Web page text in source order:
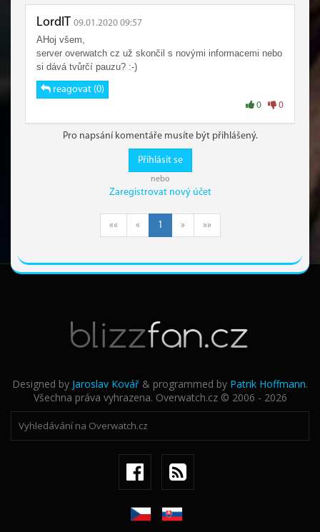
LordIT 09.01.2020 09:57
AHoj všem,
server overwatch cz už skončil s novými informacemi nebo
si dává tvůrčí pauzu? :-)
reagovat (0)
0 0
Pro napsání komentáře musíte být přihlášený.
Přihlásit se
nebo
Zaregistrovat nový účet
«« « 1 » »»
Designed by Jaroslav Kovář & programmed by Patrik Hoffmann.
Všechna práva vyhrazena. Overwatch.cz © 2006 - 2026